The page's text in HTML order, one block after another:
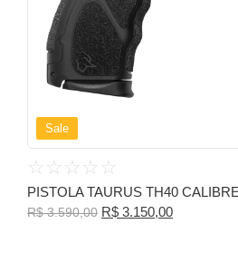
Sale
☆ ☆ ☆ ☆ ☆
PISTOLA TAURUS TH40
R$3.590,00 R$ 3.150,00